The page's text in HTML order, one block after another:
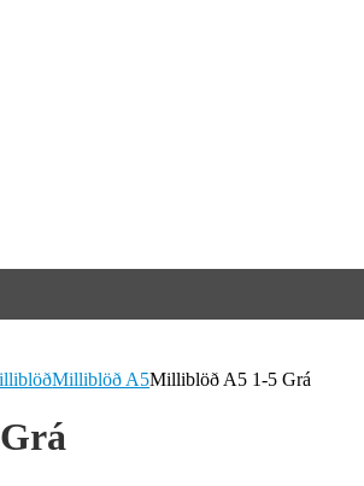
Milliblöð A5Milliblöð A5 1-5 Grá